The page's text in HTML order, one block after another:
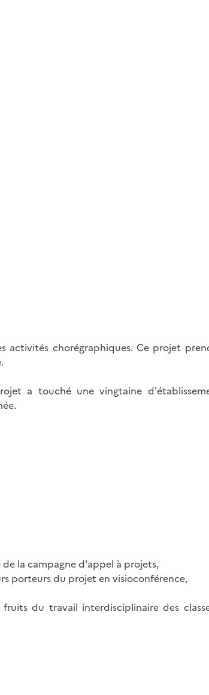
activités chorégraphiques. Ce projet
a touché une vingtaine
la campagne d'appel à projets,
porteurs du projet en visioconférence,
du travail interdisciplinaire des